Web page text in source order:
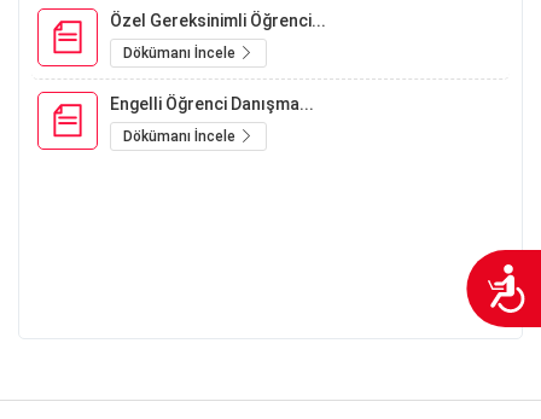
Özel Gereksinimli Öğrenci...
Dökümanı İncele
Engelli Öğrenci Danışma...
Dökümanı İncele